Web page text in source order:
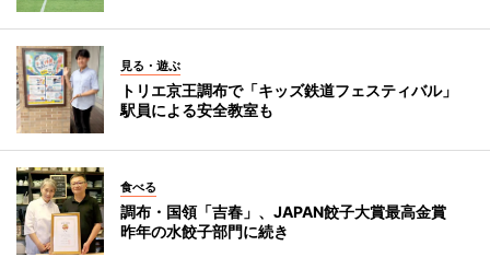
見る・遊ぶ
トリエ京王調布で「キッズ鉄道フェスティバル」
駅員による安全教室も
食べる
調布・国領「吉春」、JAPAN餃子大賞最高金賞
昨年の水餃子部門に続き